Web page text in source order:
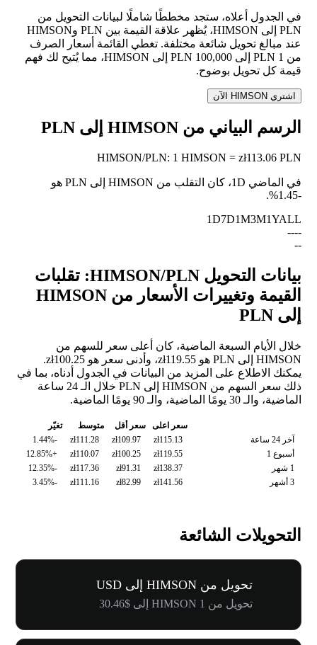
في الجدول أعلاه، ستجد مخططًا شاملًا لبيانات التحويل من
PLN إلى HIMSON، يُظهر علاقة القيمة بين PLN وHIMSON
عند مبالغ تحويل شائعة مختلفة. تغطي القائمة أسعار الصرف
من 1 PLN إلى 100,000 PLN إلى HIMSON، مما يُتيح لك فهم
قيمة كل تحويل بوضوح.
اشتري HIMSON الآن
الرسم البياني من HIMSON إلى PLN
HIMSON/PLN: 1 HIMSON = zł113.06 PLN
في الماضي 1D، كان التقلب من HIMSON إلى PLN هو
-1.45%
.
1D7D1M3M1YALL
--
--
--
بيانات التحويل HIMSON/PLN: تقلبات
القيمة وتغييرات الأسعار من HIMSON
إلى PLN
خلال الأيام السبعة الماضية، كان أعلى سعر للسهم من
HIMSON إلى PLN هو zł119.55، وأدنى سعر هو zł100.25.
يمكنك الاطلاع على المزيد من البيانات في الجدول أدناه، بما في
ذلك سعر السهم من HIMSON إلى PLN خلال الـ 24 ساعة
الماضية، والـ 30 يومًا الماضية، والـ 90 يومًا الماضية.
سعر اعلى سعر أقل متوسط
تغيّر
آخر 24 ساعة
zł115.13
zł109.97
zł111.28
-1.44%
أسبوع 1
zł119.55
zł100.25
zł110.07
+12.85%
1 شهر
zł138.37
zł91.31
zł117.36
-12.35%
3 أشهر
zł141.56
zł82.99
zł111.16
-3.45%
التحويلات الشائعة
تحويل من HIMSON إلى USD
تحويل من 1 HIMSON إلى $30.46